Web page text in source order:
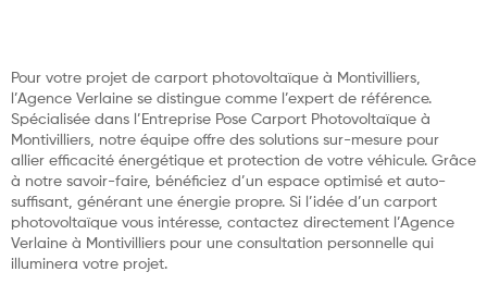
Pour votre projet de carport photovoltaïque à Montivilliers,
l’Agence Verlaine se distingue comme l’expert de référence.
Spécialisée dans l’Entreprise Pose Carport Photovoltaïque à
Montivilliers, notre équipe offre des solutions sur-mesure pour
allier efficacité énergétique et protection de votre véhicule. Grâce
à notre savoir-faire, bénéficiez d’un espace optimisé et auto-
suffisant, générant une énergie propre. Si l’idée d’un carport
photovoltaïque vous intéresse, contactez directement l’Agence
Verlaine à Montivilliers pour une consultation personnelle qui
illuminera votre projet.